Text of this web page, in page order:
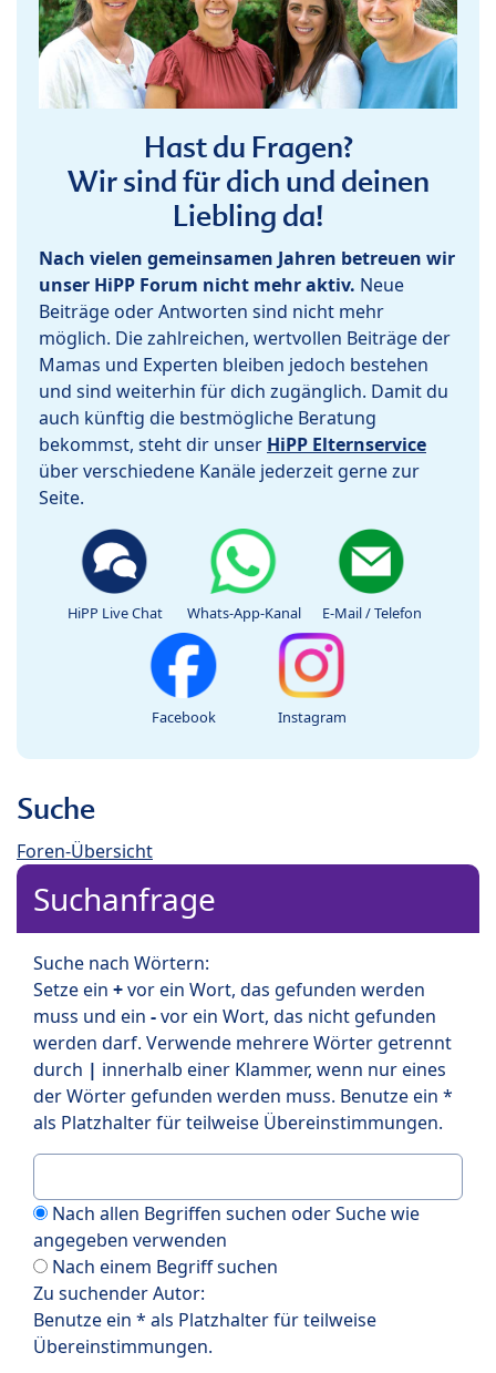
Hast du Fragen?
Wir sind für dich und deinen
Liebling da!
Nach vielen gemeinsamen Jahren betreuen wir
unser HiPP Forum nicht mehr aktiv. Neue
Beiträge oder Antworten sind nicht mehr
möglich. Die zahlreichen, wertvollen Beiträge der
Mamas und Experten bleiben jedoch bestehen
und sind weiterhin für dich zugänglich. Damit du
auch künftig die bestmögliche Beratung
bekommst, steht dir unser HiPP Elternservice
über verschiedene Kanäle jederzeit gerne zur
Seite.
HiPP Live Chat Whats-App-Kanal E-Mail / Telefon
Facebook Instagram
Suche
Foren-Übersicht
Suchanfrage
Suche nach Wörtern:
Setze ein +vor ein Wort, das gefunden werden
muss und ein -vor ein Wort, das nicht gefunden
werden darf. Verwende mehrere Wörter getrennt
durch | innerhalb einer Klammer, wenn nur eines
der Wörter gefunden werden muss. Benutze ein *
als Platzhalter für teilweise Übereinstimmungen.
Nach allen Begriffen suchen oder Suche wie
angegeben verwenden
Nach einem Begriff suchen
Zu suchender Autor:
Benutze ein * als Platzhalter für teilweise
Übereinstimmungen.